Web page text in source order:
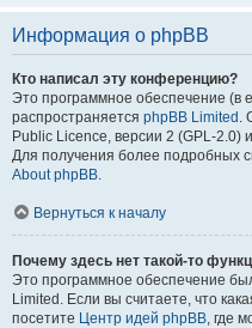
Информация о phpBB
Кто написал эту конференцию?
Это программное обеспечение (в
распространяется phpBB Limited .
Public Licence, версии 2 (GPL-2.0)
Для получения более подробных
About phpBB.
Вернуться к началу
Почему здесь нет такой-то
Это программное обеспечение
Limited. Если вы считаете, что
посетите Центр идей phpBB, где